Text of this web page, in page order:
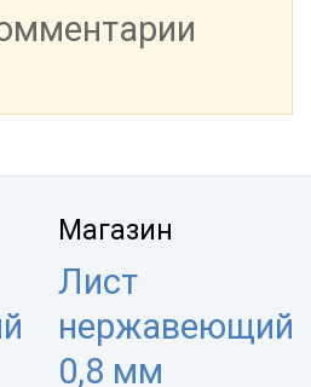
Магазин
Лист
нержавеющий
0,8 мм